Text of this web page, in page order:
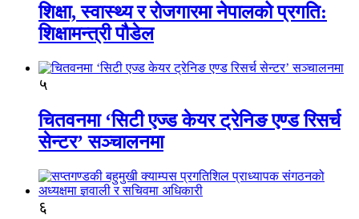
शिक्षा, स्वास्थ्य र रोजगारमा नेपालको प्रगति:
शिक्षामन्त्री पौडेल
५
चितवनमा ‘सिटी एज्ड केयर ट्रेनिङ एण्ड रिसर्च
सेन्टर’ सञ्चालनमा
६